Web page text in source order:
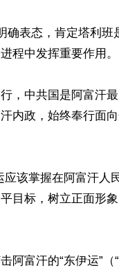
确表态，肯定塔利班
程中发挥重要作用。
，中共国是阿富汗
内政，始终奉行面
该掌握在阿富汗人
目标，树立正面形
阿富汗的“东伊运”（